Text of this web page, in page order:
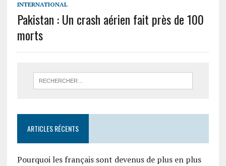
INTERNATIONAL
Pakistan : Un crash aérien fait près de 100
morts
ARTICLES RÉCENTS
Pourquoi les français sont devenus de plus en plus